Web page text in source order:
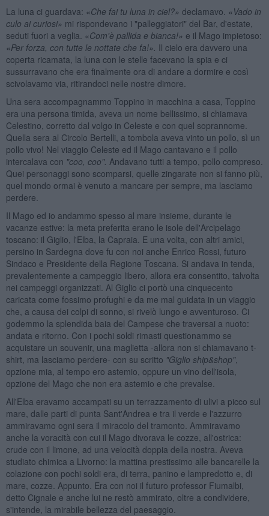
La luna ci guardava: «Che fai tu luna in ciel?» declamavo. « Vado in
culo ai curiosi» mi rispondevano i "palleggiatori" del Bar, d'estate,
seduti fuori a veglia. «Com'è pallida e bianca!» e il Mago impietoso:
«Per forza, con tutte le nottate che fa!». Il cielo era davvero una
coperta ricamata, la luna con le stelle facevano la spia e ci
sussurravano che era finalmente ora di andare a dormire e così
scivolavamo via, ritirandoci nelle nostre dimore.
Una sera accompagnammo Toppino in macchina a casa, Toppino
era una persona timida, aveva un nome bellissimo, si chiamava
Celestino, corretto dal volgo in Celeste e con quel soprannome.
Quella sera al Circolo Bertelli, a tombola aveva vinto un pollo, sì un
pollo vivo! Nel viaggio Celeste ed il Mago cantavano e il pollo
intercalava con "coo, coo". Andavano tutti a tempo, pollo compreso.
Quei personaggi sono scomparsi, quelle zingarate non si fanno più,
quel mondo ormai è venuto a mancare per sempre, ma lasciamo
perdere.
Il Mago ed io andammo spesso al mare insieme, durante le
vacanze estive: la meta preferita erano le isole dell'Arcipelago
toscano: il Giglio, l'Elba, la Capraia. E una volta, con altri amici,
persino in Sardegna dove fu con noi anche Enrico Rossi, futuro
Sindaco e Presidente della Regione Toscana. Si andava in tenda,
prevalentemente a campeggio libero, allora era consentito, talvolta
nei campeggi organizzati. Al Giglio ci portò una cinquecento
caricata come fossimo profughi e da me mal guidata in un viaggio
che, a causa dei colpi di sonno, si rivelò lungo e avventuroso. Ci
godemmo la splendida baia del Campese che traversai a nuoto:
andata e ritorno. Con i pochi soldi rimasti questionammo se
acquistare un souvenir, una maglietta -allora non si chiamavano t-
shirt, ma lasciamo perdere- con su scritto "Giglio ship&shop",
opzione mia, al tempo ero astemio, oppure un vino dell'isola,
opzione del Mago che non era astemio e che prevalse.
All'Elba eravamo accampati su un terrazzamento di ulivi a picco sul
mare, dalle parti di punta Sant'Andrea e tra il verde e l'azzurro
ammiravamo ogni sera il miracolo del tramonto. Ammiravamo
anche la voracità con cui il Mago divorava le cozze, all'ostrica:
crude con il limone, ad una velocità doppia della nostra. Aveva
studiato chimica a Livorno: la mattina prestissimo alle bancarelle la
colazione con pochi soldi era, di terra, panino e lampredotto e, di
mare, cozze. Appunto. Era con noi il futuro professor Fiumalbi,
detto Cignale e anche lui ne restò ammirato, oltre a condividere,
s'intende, la mirabile bellezza del paesaggio.